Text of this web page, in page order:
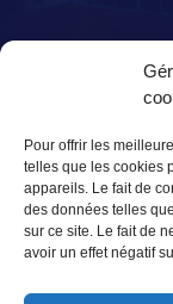
Pour offrir les
telles que les cookies
appareils. Le fait de
des données telles
sur ce site. Le fait de
avoir un effet négatif
© Tubiservices -
Mentions